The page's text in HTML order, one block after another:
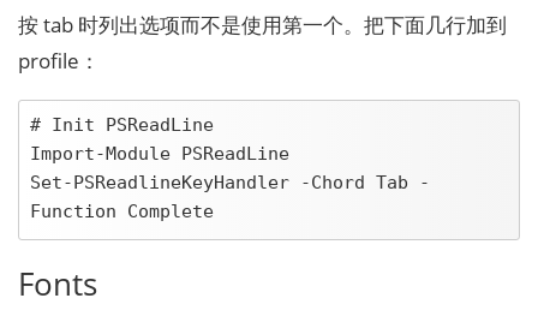
按 tab 时列出选项而不是使用第一个。把下面几行加到
profile：
# Init PSReadLine
Import-Module PSReadLine
Set-PSReadlineKeyHandler -Chord Tab -
Function Complete
Fonts